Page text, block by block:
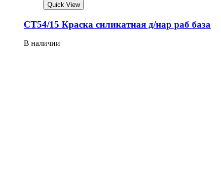
Quick View
СТ54/15 Краска силикатная д/нар раб база
В наличии